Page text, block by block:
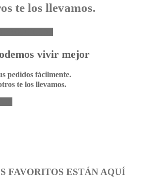
te los llevamos.
vivir mejor
pedidos fácilmente.
te los llevamos.
FAVORITOS ESTÁN AQUÍ